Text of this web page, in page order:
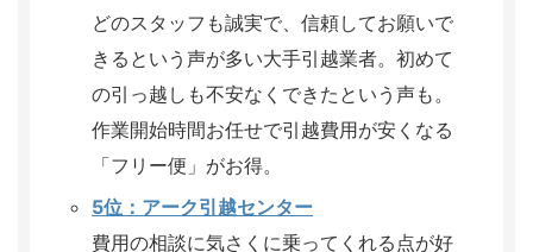
どのスタッフも誠実で、信頼してお願いで
きるという声が多い大手引越業者。初めて
の引っ越しも不安なくできたという声も。
作業開始時間お任せで引越費用が安くなる
「フリー便」がお得。
5位：アーク引越センター
費用の相談に気さくに乗ってくれる点が好